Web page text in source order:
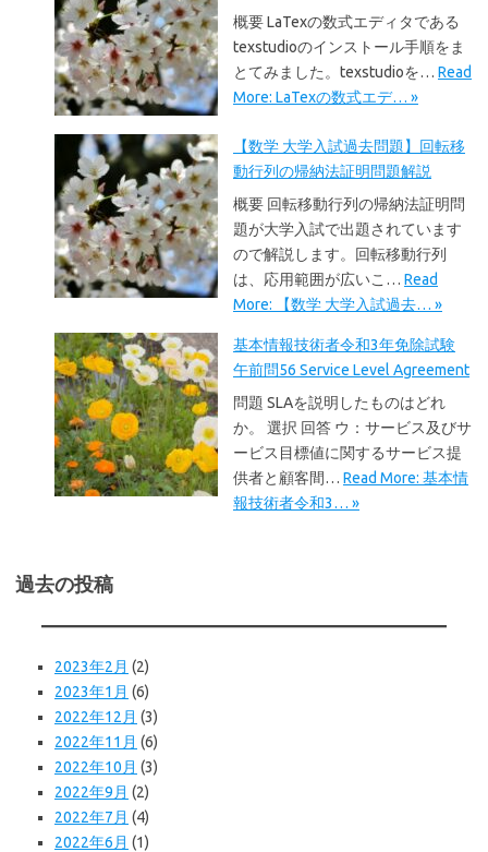
概要 LaTexの数式エディタである
texstudioのインストール手順をま
とてみました。texstudioを… Read
More: LaTexの数式エデ… »
【数学 大学入試過去問題】回転移
動行列の帰納法証明問題解説
概要 回転移動行列の帰納法証明問
題が大学入試で出題されています
ので解説します。回転移動行列
は、応用範囲が広いこ… Read
More: 【数学 大学入試過去… »
基本情報技術者令和3年免除試験
午前問56 Service Level Agreement
問題 SLAを説明したものはどれ
か。 選択 回答 ウ：サービス及びサ
ービス目標値に関するサービス提
供者と顧客間… Read More: 基本情
報技術者令和3… »
過去の投稿
2023年2月 (2)
2023年1月 (6)
2022年12月 (3)
2022年11月 (6)
2022年10月 (3)
2022年9月 (2)
2022年7月 (4)
2022年6月 (1)